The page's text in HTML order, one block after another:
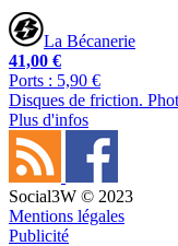
La Bécanerie
41,00 €
Ports : 5,90 €
Disques de friction.
Plus d'infos
Social3W © 2023
Mentions légales
Publicité